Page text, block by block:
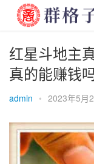
红星斗地主
真的能赚钱
admin • 2023年5月